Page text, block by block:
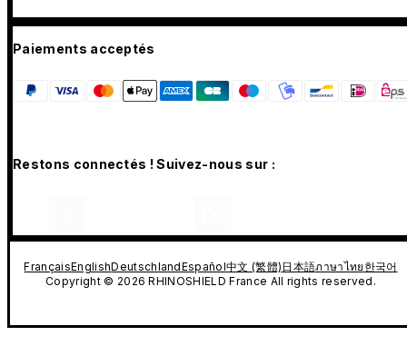
Paiements acceptés
Restons connectés ! Suivez-nous sur :
FrançaisEnglishDeutschlandEspañol中文 (繁體) 日本語ภาษาไทย 한국어
Copyright © 2026 RHINOSHIELD France All rights reserved.